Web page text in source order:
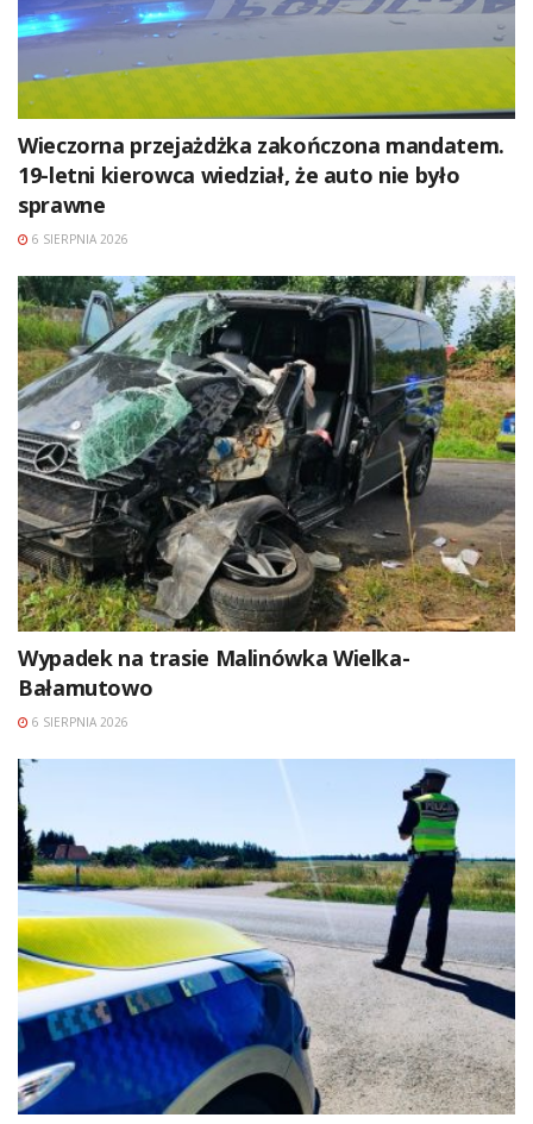
Wieczorna przejażdżka zakończona mandatem.
19-letni kierowca wiedział, że auto nie było
sprawne
6 SIERPNIA 2026
Wypadek na trasie Malinówka Wielka-
Bałamutowo
6 SIERPNIA 2026